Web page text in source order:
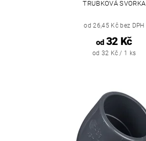
TRUBKOVÁ SVORKA
od 26,45 Kč bez DPH
od32 Kč
od 32 Kč / 1 ks